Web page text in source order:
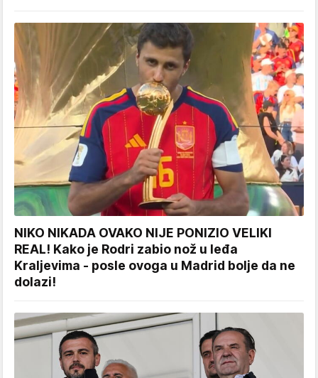
NIKO NIKADA OVAKO NIJE PONIZIO VELIKI
REAL! Kako je Rodri zabio nož u leđa
Kraljevima - posle ovoga u Madrid bolje da ne
dolazi!